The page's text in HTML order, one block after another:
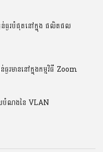
ងរបំផុតនៅក្នុង ផលិតផល
រមាននៅក្នុងកម្មវិធី Zoom
លបំណងនៃ VLAN